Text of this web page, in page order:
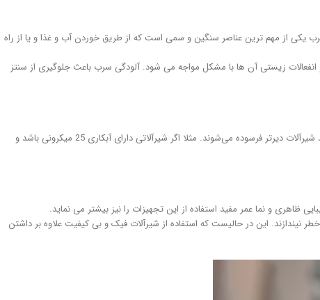
یکی از مهم ترین عناصر سنگین و سمی است که از طریق خوردن آب و غذا و یا از راه
انفعالات زیستی آن ها با مشکل مواجه می ­شود. آلودگی سرب باعث جلوگیری از سنتز
بعد از جنس فلز مورد استفاده در شیرآلات ، آبکاری آن نیز دارای اهمیت فراوان است که می‌تواند در مقاومت شیر تأثیر بسزایی داشته باشد و هر چه کیفیت آبکاری بهتر باشد شیرآلات دیرتر فرسوده می‌شوند. مثلا اگر شیرآلاتی دارای آبکاری 25 میکرونی باشد و
و نما عمر مفید استفاده از این تجهیزات را نیز بیشتر می نماید.
نیندازند. این در حالیست که استفاده از شیرآلات فیک و بی کیفیت علاوه بر داشتن